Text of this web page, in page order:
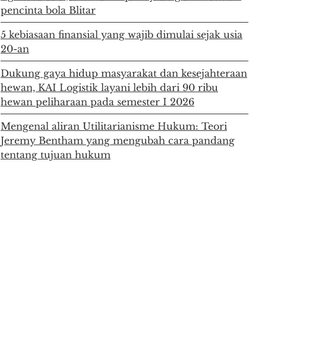
pencinta bola Blitar
5 kebiasaan finansial yang wajib dimulai sejak usia
20-an
Dukung gaya hidup masyarakat dan kesejahteraan
hewan, KAI Logistik layani lebih dari 90 ribu
hewan peliharaan pada semester I 2026
Mengenal aliran Utilitarianisme Hukum: Teori
Jeremy Bentham yang mengubah cara pandang
tentang tujuan hukum